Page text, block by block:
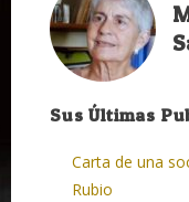
Sus Últimas
Carta de una
Rubio